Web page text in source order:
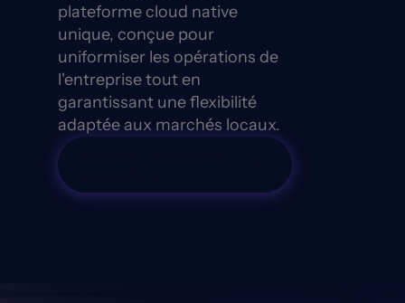
plateforme cloud native
unique, conçue pour
uniformiser les opérations de
l'entreprise tout en
garantissant une flexibilité
adaptée aux marchés locaux.